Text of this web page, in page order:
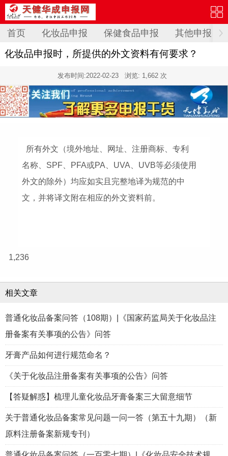
首页 化妆品申报 保健食品申报 其他申报
化妆品申报时，所提供的外文资料有何要求？
发布时间:2022-02-23 浏览: 1,662 次
所有外文（境外地址、网址、注册商标、专利
名称、SPF、PFA或PA、UVA、UVB等必须使用
外文的除外）均应如实且完整地译为规范的中
文，并将译文附在相应的外文资料前。
1,236
相关文章
普通化妆品备案问答（108期）|《国家药监局关于化妆品注
册备案有关事项的公告》问答
牙膏产品如何进行规范命名？
《关于化妆品注册备案有关事项的公告》问答
【答疑解惑】梳理儿童化妆品牙膏备案三大留意细节
关于普通化妆品备案常见问题一问一答（第五十九期）（新
原料注册备案新规专刊）